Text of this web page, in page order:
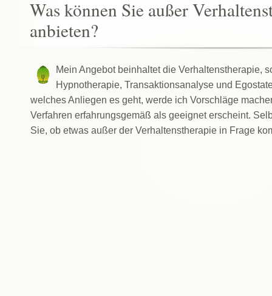
Mein Angebot beinhaltet die Verhaltenstherapie,
Hypnotherapie, Transaktionsanalyse und
welches Anliegen es geht, werde ich Vorschläge
Verfahren erfahrungsgemäß als geeignet erscheint.
Sie, ob etwas außer der Verhaltenstherapie in Frage
Was können Sie außer
anbieten?